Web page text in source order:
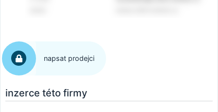
napsat prodejci
inzerce této firmy